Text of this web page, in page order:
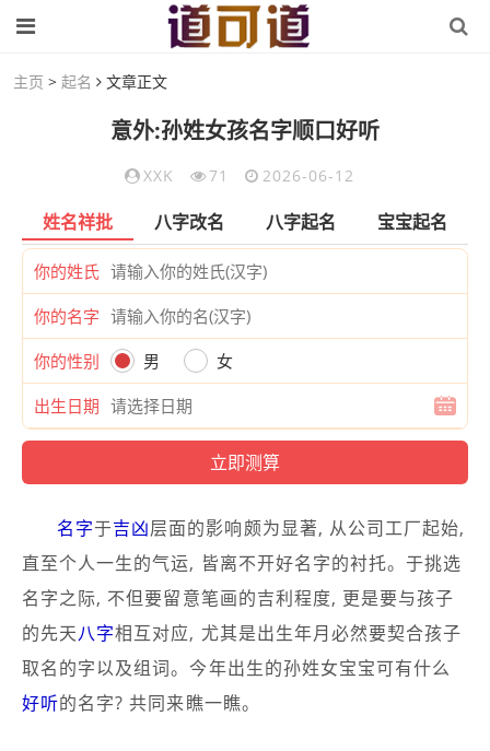
主页 > 起名 文章正文
意外:孙姓女孩名字顺口好听
XXK 71 2026-06-12
姓名祥批 八字改名 八字起名 宝宝起名
你的姓氏
你的名字
你的性别 男 女
出生日期
名字于吉凶层面的影响颇为显著, 从公司工厂起始,
直至个人一生的气运, 皆离不开好名字的衬托。于挑选
名字之际, 不但要留意笔画的吉利程度, 更是要与孩子
的先天八字相互对应, 尤其是出生年月必然要契合孩子
取名的字以及组词。今年出生的孙姓女宝宝可有什么
好听的名字? 共同来瞧一瞧。